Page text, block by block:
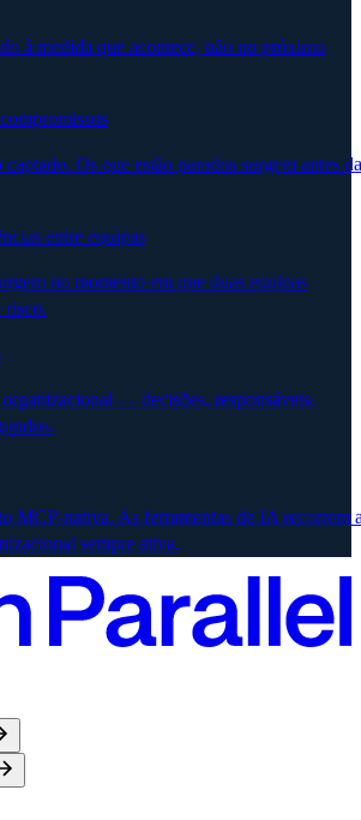
à medida que acontece, não no próximo
Os que estão parados surgem antes da
entre equipas
no momento em que duas equipas
risco.
— decisões, responsáveis,
MCP-nativa. As ferramentas de IA recorrem
sempre ativa.